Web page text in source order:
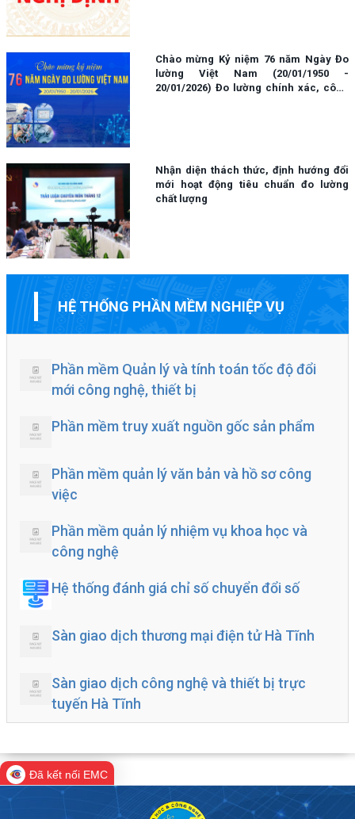
Chào mừng Kỷ niệm 76 năm Ngày Đo
lường Việt Nam (20/01/1950 -
20/01/2026) Đo lường chính xác, công
Nhận diện thách thức, định hướng đổi
mới hoạt động tiêu chuẩn đo lường
chất lượng
HỆ THỐNG PHẦN MỀM NGHIỆP VỤ
Phần mềm Quản lý và tính toán tốc độ đổi
mới công nghệ, thiết bị
Phần mềm truy xuất nguồn gốc sản phẩm
Phần mềm quản lý văn bản và hồ sơ công
việc
Phần mềm quản lý nhiệm vụ khoa học và
công nghệ
Hệ thống đánh giá chỉ số chuyển đổi số
Sàn giao dịch thương mại điện tử Hà Tĩnh
Sàn giao dịch công nghệ và thiết bị trực
tuyến Hà Tĩnh
Đã kết nối EMC